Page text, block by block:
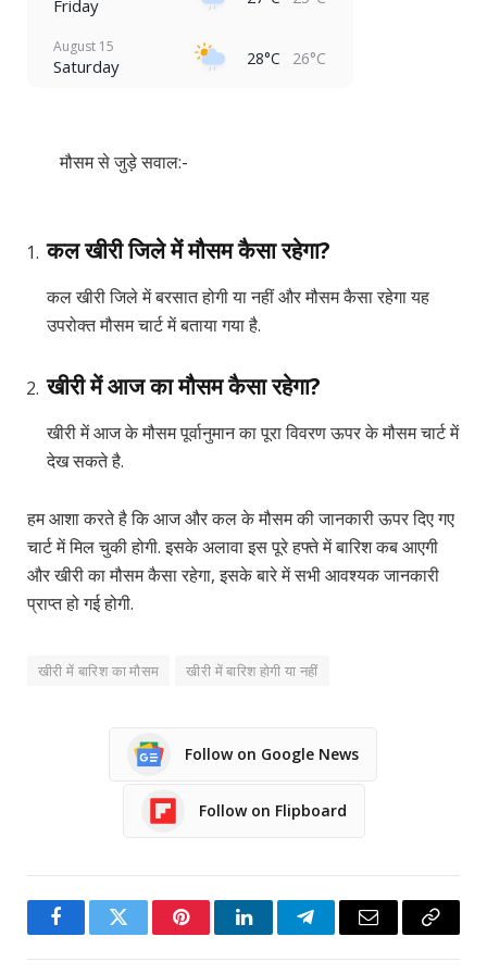
Friday
August 15
Saturday 28°C 26°C
मौसम से जुड़े सवाल:-
कल खीरी जिले में मौसम कैसा रहेगा?
कल खीरी जिले में बरसात होगी या नहीं और मौसम कैसा रहेगा यह
उपरोक्त मौसम चार्ट में बताया गया है.
खीरी में आज का मौसम कैसा रहेगा?
खीरी में आज के मौसम पूर्वानुमान का पूरा विवरण ऊपर के मौसम चार्ट में
देख सकते है.
हम आशा करते है कि आज और कल के मौसम की जानकारी ऊपर दिए गए
चार्ट में मिल चुकी होगी. इसके अलावा इस पूरे हफ्ते में बारिश कब आएगी
और खीरी का मौसम कैसा रहेगा, इसके बारे में सभी आवश्यक जानकारी
प्राप्त हो गई होगी.
खीरी में बारिश का मौसम खीरी में बारिश होगी या नहीं
Follow on Google News
Follow on Flipboard
FacebookTwitter PinterestLinkedInTelegramEmail
Copy